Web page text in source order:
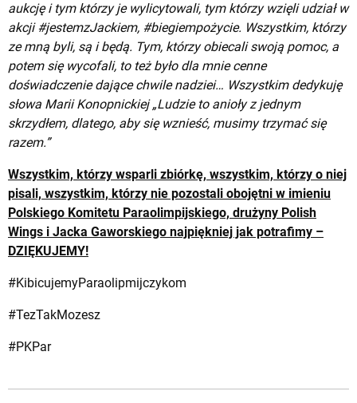
aukcję i tym którzy je wylicytowali, tym którzy wzięli udział w
akcji#jestemzJackiem, #biegiempożycie. Wszystkim, którzy
ze mną byli, są i będą. Tym, którzy obiecali swoją pomoc, a
potem się wycofali, to też było dla mnie cenne
doświadczenie dające chwile nadziei… Wszystkim dedykuję
słowa Marii Konopnickiej „Ludzie to anioły z jed­nym
skrzydłem, dla­tego, aby się wznieść, mu­simy trzy­mać się
razem.”
Wszystkim, którzy wsparli zbiórkę, wszystkim, którzy o niej
pisali, wszystkim, którzy nie pozostali obojętni w imieniu
Polskiego Komitetu Paraolimpijskiego, drużyny Polish
Wings i Jacka Gaworskiego najpiękniej jak potrafimy –
DZIĘKUJEMY!
#KibicujemyParaolipmijczykom
#TezTakMozesz
#PKPar